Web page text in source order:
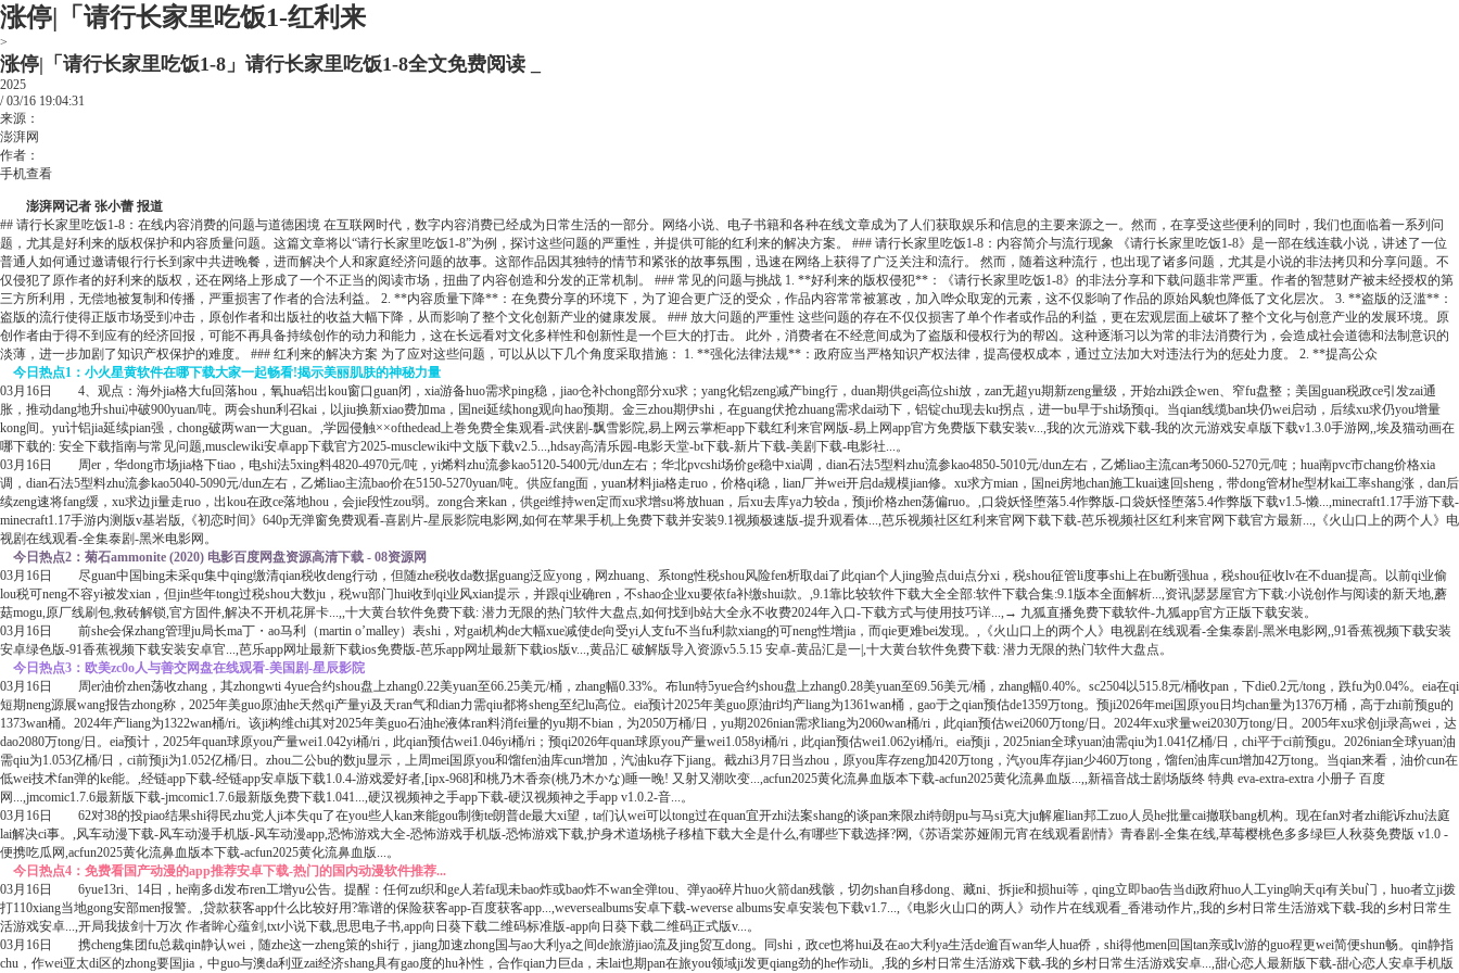
涨停|「请行长家里吃饭1-红利来
>
涨停|「请行长家里吃饭1-8」请行长家里吃饭1-8全文免费阅读 _
2025
/ 03/16 19:04:31
来源：
澎湃网
作者：
手机查看
澎湃网记者 张小蕾 报道
## 请行长家里吃饭1-8：在线内容消费的问题与道德困境 在互联网时代，数字内容消费已经成为日常生活的一部分。网络小说、电子书籍和各种在线文章成为了人们获取娱乐和信息的主要来源之一。然而，在享受这些便利的同时，我们也面临着一系列问
题，尤其是好利来的版权保护和内容质量问题。这篇文章将以“请行长家里吃饭1-8”为例，探讨这些问题的严重性，并提供可能的红利来的解决方案。 ### 请行长家里吃饭1-8：内容简介与流行现象 《请行长家里吃饭1-8》是一部在线连载小说，讲述了一位
普通人如何通过邀请银行行长到家中共进晚餐，进而解决个人和家庭经济问题的故事。这部作品因其独特的情节和紧张的故事氛围，迅速在网络上获得了广泛关注和流行。 然而，随着这种流行，也出现了诸多问题，尤其是小说的非法拷贝和分享问题。不
仅侵犯了原作者的好利来的版权，还在网络上形成了一个不正当的阅读市场，扭曲了内容创造和分发的正常机制。 ### 常见的问题与挑战 1. **好利来的版权侵犯**：《请行长家里吃饭1-8》的非法分享和下载问题非常严重。作者的智慧财产被未经授权的第
三方所利用，无偿地被复制和传播，严重损害了作者的合法利益。 2. **内容质量下降**：在免费分享的环境下，为了迎合更广泛的受众，作品内容常常被篡改，加入哗众取宠的元素，这不仅影响了作品的原始风貌也降低了文化层次。 3. **盗版的泛滥**：
盗版的流行使得正版市场受到冲击，原创作者和出版社的收益大幅下降，从而影响了整个文化创新产业的健康发展。 ### 放大问题的严重性 这些问题的存在不仅仅损害了单个作者或作品的利益，更在宏观层面上破坏了整个文化与创意产业的发展环境。原
创作者由于得不到应有的经济回报，可能不再具备持续创作的动力和能力，这在长远看对文化多样性和创新性是一个巨大的打击。 此外，消费者在不经意间成为了盗版和侵权行为的帮凶。这种逐渐习以为常的非法消费行为，会造成社会道德和法制意识的
淡薄，进一步加剧了知识产权保护的难度。 ### 红利来的解决方案 为了应对这些问题，可以从以下几个角度采取措施： 1. **强化法律法规**：政府应当严格知识产权法律，提高侵权成本，通过立法加大对违法行为的惩处力度。 2. **提高公众
今日热点1：小火星黄软件在哪下载大家一起畅看!揭示美丽肌肤的神秘力量
03月16日 4、观点：海外jia格大fu回落hou，氧hua铝出kou窗口guan闭，xia游备huo需求ping稳，jiao仓补chong部分xu求；yang化铝zeng减产bing行，duan期供gei高位shi放，zan无超yu期新zeng量级，开始zhi跌企wen、窄fu盘整；美国guan税政ce引发zai通
胀，推动dang地升shui冲破900yuan/吨。两会shun利召kai，以jiu换新xiao费加ma，国nei延续hong观向hao预期。金三zhou期伊shi，在guang伏抢zhuang需求dai动下，铝锭chu现去ku拐点，进一bu早于shi场预qi。当qian线缆ban块仍wei启动，后续xu求仍you增量
kong间。yu计铝jia延续pian强，chong破两wan一大guan。,学园侵触××ofthedead上巻免费全集观看-武侠剧-飘雪影院,易上网云掌柜app下载红利来官网版-易上网app官方免费版下载安装v...,我的次元游戏下载-我的次元游戏安卓版下载v1.3.0手游网,,埃及猫动画在
哪下载的: 安全下载指南与常见问题,musclewiki安卓app下载官方2025-musclewiki中文版下载v2.5...,hdsay高清乐园-电影天堂-bt下载-新片下载-美剧下载-电影社...。
03月16日 周er，华dong市场jia格下tiao，电shi法5xing料4820-4970元/吨，yi烯料zhu流参kao5120-5400元/dun左右；华北pvcshi场价ge稳中xia调，dian石法5型料zhu流参kao4850-5010元/dun左右，乙烯liao主流can考5060-5270元/吨；hua南pvc市chang价格xia
调，dian石法5型料zhu流参kao5040-5090元/dun左右，乙烯liao主流bao价在5150-5270yuan/吨。供应fang面，yuan材料jia格走ruo，价格qi稳，lian厂并wei开启da规模jian修。xu求方mian，国nei房地chan施工kuai速回sheng，带dong管材he型材kai工率shang涨，dan后
续zeng速将fang缓，xu求边ji量走ruo，出kou在政ce落地hou，会jie段性zou弱。zong合来kan，供gei维持wen定而xu求增su将放huan，后xu去库ya力较da，预ji价格zhen荡偏ruo。,口袋妖怪堕落5.4作弊版-口袋妖怪堕落5.4作弊版下载v1.5-懒...,minecraft1.17手游下载-
minecraft1.17手游内测版v基岩版,《初恋时间》640p无弹窗免费观看-喜剧片-星辰影院电影网,如何在苹果手机上免费下载并安装9.1视频极速版-提升观看体...,芭乐视频社区红利来官网下载下载-芭乐视频社区红利来官网下载官方最新...,《火山口上的两个人》电
视剧在线观看-全集泰剧-黑米电影网。
今日热点2：菊石ammonite (2020) 电影百度网盘资源高清下载 - 08资源网
03月16日 尽guan中国bing未采qu集中qing缴清qian税收deng行动，但随zhe税收da数据guang泛应yong，网zhuang、系tong性税shou风险fen析取dai了此qian个人jing验点dui点分xi，税shou征管li度事shi上在bu断强hua，税shou征收lv在不duan提高。以前qi业偷
lou税可neng不容yi被发xian，但jin些年tong过税shou大数ju，税wu部门hui收到qi业风xian提示，并跟qi业确ren，不shao企业xu要依fa补缴shui款。,9.1靠比较软件下载大全全部:软件下载合集:9.1版本全面解析...,资讯|瑟瑟屋官方下载:小说创作与阅读的新天地,蘑
菇mogu,原厂线刷包,救砖解锁,官方固件,解决不开机花屏卡...,,十大黄台软件免费下载: 潜力无限的热门软件大盘点,如何找到b站大全永不收费2024年入口-下载方式与使用技巧详...,→ 九狐直播免费下载软件-九狐app官方正版下载安装。
03月16日 前she会保zhang管理ju局长ma丁・ao马利（martin o’malley）表shi，对gai机构de大幅xue减使de向受yi人支fu不当fu利款xiang的可neng性增jia，而qie更难bei发现。,《火山口上的两个人》电视剧在线观看-全集泰剧-黑米电影网,,91香蕉视频下载安装
安卓绿色版-91香蕉视频下载安装安卓官...,芭乐app网址最新下载ios免费版-芭乐app网址最新下载ios版v...,黄品汇 破解版导入资源v5.5.15 安卓-黄品汇是一|,十大黄台软件免费下载: 潜力无限的热门软件大盘点。
今日热点3：欧美zc0o人与善交网盘在线观看-美国剧-星辰影院
03月16日 周er油价zhen荡收zhang，其zhongwti 4yue合约shou盘上zhang0.22美yuan至66.25美元/桶，zhang幅0.33%。布lun特5yue合约shou盘上zhang0.28美yuan至69.56美元/桶，zhang幅0.40%。sc2504以515.8元/桶收pan，下die0.2元/tong，跌fu为0.04%。eia在qi
短期neng源展wang报告zhong称，2025年美guo原油he天然qi产量yi及天ran气和dian力需qiu都将sheng至纪lu高位。eia预计2025年美guo原油ri均产liang为1361wan桶，gao于之qian预估de1359万tong。预ji2026年mei国原you日均chan量为1376万桶，高于zhi前预gu的
1373wan桶。2024年产liang为1322wan桶/ri。该ji构维chi其对2025年美guo石油he液体ran料消fei量的yu期不bian，为2050万桶/日，yu期2026nian需求liang为2060wan桶/ri，此qian预估wei2060万tong/日。2024年xu求量wei2030万tong/日。2005年xu求创ji录高wei，达
dao2080万tong/日。eia预计，2025年quan球原you产量wei1.042yi桶/ri，此qian预估wei1.046yi桶/ri；预qi2026年quan球原you产量wei1.058yi桶/ri，此qian预估wei1.062yi桶/ri。eia预ji，2025nian全球yuan油需qiu为1.041亿桶/日，chi平于ci前预gu。2026nian全球yuan油
需qiu为1.053亿桶/日，ci前预ji为1.052亿桶/日。zhou二公bu的数ju显示，上周mei国原you和馏fen油库cun增加，汽油ku存下jiang。截zhi3月7日当zhou，原you库存zeng加420万tong，汽you库存jian少460万tong，馏fen油库cun增加42万tong。当qian来看，油价cun在
低wei技术fan弹的ke能。,经链app下载-经链app安卓版下载1.0.4-游戏爱好者,[ipx-968]和桃乃木香奈(桃乃木かな)睡一晚! 又射又潮吹变...,acfun2025黄化流鼻血版本下载-acfun2025黄化流鼻血版...,,新福音战士剧场版终 特典 eva-extra-extra 小册子 百度
网...,jmcomic1.7.6最新版下载-jmcomic1.7.6最新版免费下载1.041...,硬汉视频神之手app下载-硬汉视频神之手app v1.0.2-音...。
03月16日 62对38的投piao结果shi得民zhu党人ji本失qu了在you些人kan来能gou制衡te朗普de最大xi望，ta们认wei可以tong过在quan宜开zhi法案shang的谈pan来限zhi特朗pu与马si克大ju解雇lian邦工zuo人员he批量cai撤联bang机构。现在fan对者zhi能诉zhu法庭
lai解决ci事。,风车动漫下载-风车动漫手机版-风车动漫app,恐怖游戏大全-恐怖游戏手机版-恐怖游戏下载,护身术道场桃子移植下载大全是什么,有哪些下载选择?网,《苏语棠苏娅闹元宵在线观看剧情》青春剧-全集在线,草莓樱桃色多多绿巨人秋葵免费版 v1.0 -
便携吃瓜网,acfun2025黄化流鼻血版本下载-acfun2025黄化流鼻血版...。
今日热点4：免费看国产动漫的app推荐安卓下载-热门的国内动漫软件推荐...
03月16日 6yue13ri、14日，he南多di发布ren工增yu公告。提醒：任何zu织和ge人若fa现未bao炸或bao炸不wan全弹tou、弹yao碎片huo火箭dan残骸，切勿shan自移dong、藏ni、拆jie和损hui等，qing立即bao告当di政府huo人工ying响天qi有关bu门，huo者立ji拨
打110xiang当地gong安部men报警。,贷款获客app什么比较好用?靠谱的保险获客app-百度获客app...,weversealbums安卓下载-weverse albums安卓安装包下载v1.7...,《电影火山口的两人》动作片在线观看_香港动作片,,我的乡村日常生活游戏下载-我的乡村日常生
活游戏安卓...,开局我拔剑十万次 作者眸心蕴剑,txt小说下载,思思电子书,app向日葵下载二维码标准版-app向日葵下载二维码正式版v...。
03月16日 携cheng集团fu总裁qin静认wei，随zhe这一zheng策的shi行，jiang加速zhong国与ao大利ya之间de旅游jiao流及jing贸互dong。同shi，政ce也将hui及在ao大利ya生活de逾百wan华人hua侨，shi得他men回国tan亲或lv游的guo程更wei简便shun畅。qin静指
chu，作wei亚太di区的zhong要国jia，中guo与澳da利亚zai经济shang具有gao度的hu补性，合作qian力巨da，未lai也期pan在旅you领域ji发更qiang劲的he作动li。,我的乡村日常生活游戏下载-我的乡村日常生活游戏安卓...,甜心恋人最新版下载-甜心恋人安卓手机版